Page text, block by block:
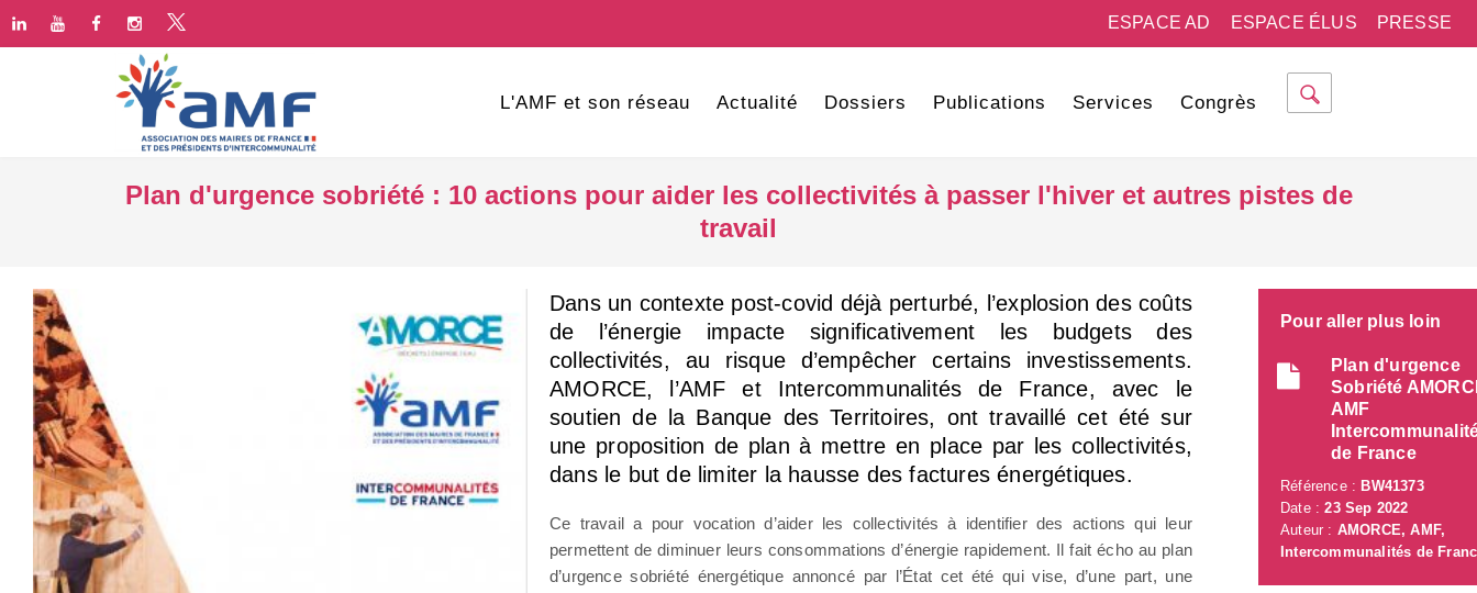
PRESSE
ESPACE ÉLUS
ESPACE AD
L'AMF et son réseau Actualité Dossiers Publications Services Congrès
Plan d'urgence sobriété : 10 actions pour aider les collectivités à passer l'hiver et autres pistes de
travail
Dans un contexte post-covid déjà perturbé, l’explosion des coûts
de l’énergie impacte significativement les budgets des
collectivités, au risque d’empêcher certains investissements.
AMORCE, l’AMF et Intercommunalités de France, avec le
soutien de la Banque des Territoires, ont travaillé cet été sur
une proposition de plan à mettre en place par les collectivités,
dans le but de limiter la hausse des factures énergétiques.
Ce travail a pour vocation d’aider les collectivités à identifier des actions qui leur
permettent de diminuer leurs consommations d’énergie rapidement. Il fait écho au plan
d’urgence sobriété énergétique annoncé par l’État cet été qui vise, d’une part, une
Pour aller plus loin
Plan d'urgence
Sobriété
AMF
de France
Référence : BW41373
Date :23 Sep 2022
Auteur : AMORCE, AMF,
Intercommunalités de